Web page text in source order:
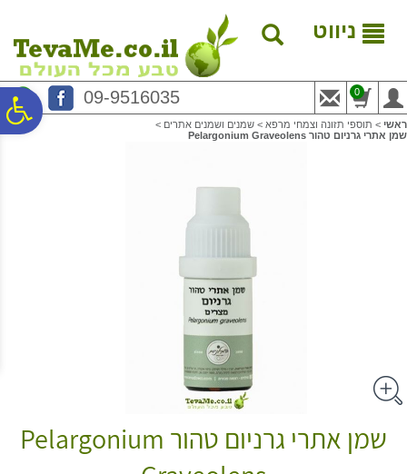
נגישות
המרכזי
ניווט
09-9516035 0
ראשי > תוספי תזונה וצמחי מרפא > שמנים ושמנים אתרים >
שמן אתרי גרניום טהור Pelargonium Graveolens
שמן אתרי גרניום טהור Pelargonium